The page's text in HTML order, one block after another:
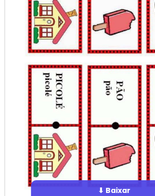
⬇ Baixar